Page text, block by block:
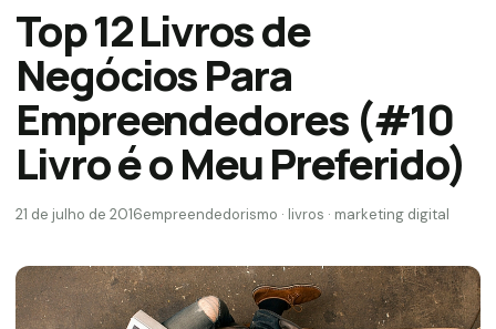
Top 12 Livros de
Negócios Para
Empreendedores (#10
Livro é o Meu Preferido)
21 de julho de 2016empreendedorismo · livros · marketing digital